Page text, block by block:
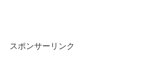
スポンサーリンク